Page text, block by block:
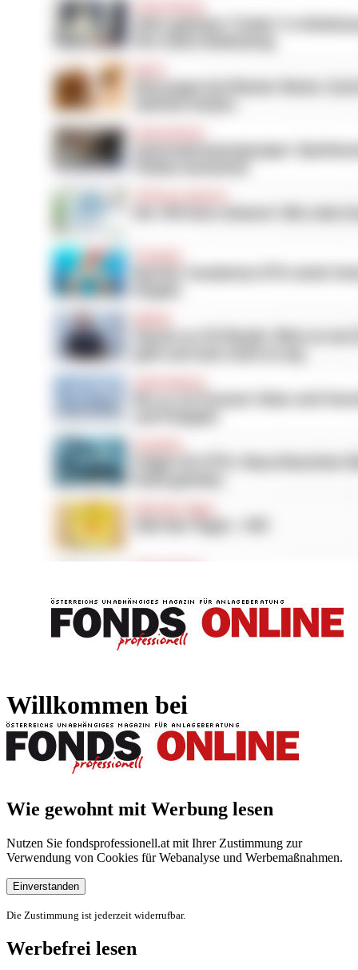
Willkommen bei
Wie gewohnt mit Werbung lesen
Nutzen Sie fondsprofessionell.at mit Ihrer Zustimmung zur
Verwendung von Cookies für Webanalyse und Werbemaßnahmen.
Einverstanden
Die Zustimmung ist jederzeit widerrufbar.
Werbefrei lesen